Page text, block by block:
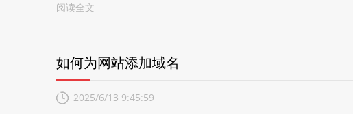
阅读全文
如何为网站添加域名
2025/6/13 9:45:59